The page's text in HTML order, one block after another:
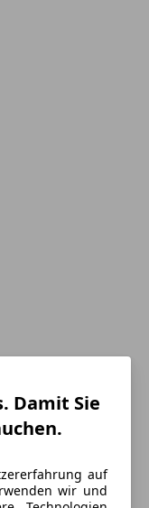
Damit Sie
auf
wir und